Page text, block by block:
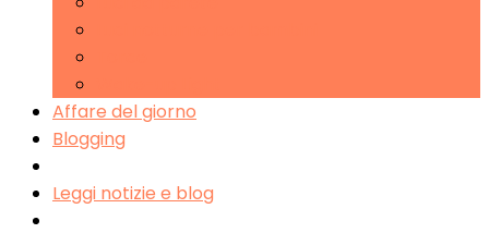
Affare del giorno
Blogging
Leggi notizie e blog